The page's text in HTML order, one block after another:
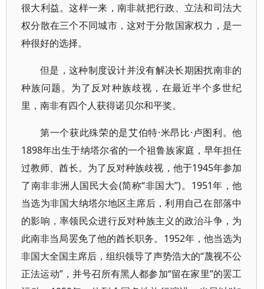
很大利益。这样一来，南非就把行政、立法和司法大
权分散在三个不同城市，这对于分散国家权力，是一
种很好的选择。
但是，这种制度设计并没有解决长期困扰南非的
种族问题。为了反对种族歧视，在最近半个多世纪
里，南非有四个人获得诺贝尔和平奖。
第一个获此殊荣的是艾伯特·米昂比·卢图利。他
1898年出生于纳塔尔省的一个祖鲁族家庭，早年担任
过教师、酋长。为了反对种族歧视，他于1945年参加
了南非非洲人国民大会(简称“非国大”)。1951年，他
当选为非国大纳塔尔地区主席后，利用自己在部落中
的影响，率领民众进行反对种族主义的政治斗争，为
此南非当局罢免了他的酋长职务。1952年，他当选为
非国大全国主席后，组织领导了声势浩大的“蔑视不公
正法运动”，并号召所有黑人都参加“留在家里”的罢工